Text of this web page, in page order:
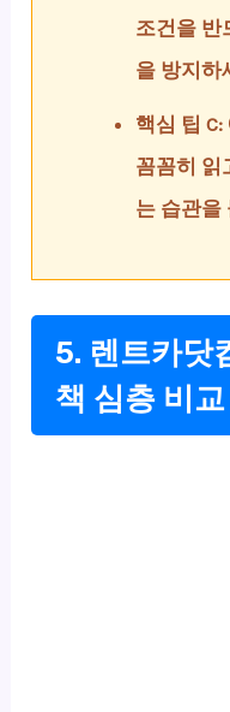
조건을 반
을 방지하
핵심 팁
꼼꼼히 읽
는 습관을
5. 렌트카닷
책 심층 비